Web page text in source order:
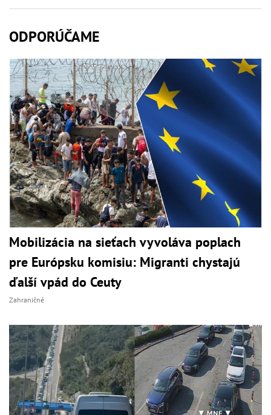
ODPORÚČAME
Mobilizácia na sieťach vyvoláva poplach
pre Európsku komisiu: Migranti chystajú
ďalší vpád do Ceuty
Zahraničné